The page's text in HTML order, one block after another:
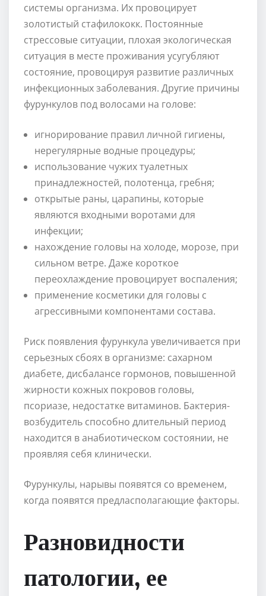
системы организма. Их провоцирует
золотистый стафилококк. Постоянные
стрессовые ситуации, плохая экологическая
ситуация в месте проживания усугубляют
состояние, провоцируя развитие различных
инфекционных заболевания. Другие причины
фурункулов под волосами на голове:
игнорирование правил личной гигиены,
нерегулярные водные процедуры;
использование чужих туалетных
принадлежностей, полотенца, гребня;
открытые раны, царапины, которые
являются входными воротами для
инфекции;
нахождение головы на холоде, морозе, при
сильном ветре. Даже короткое
переохлаждение провоцирует воспаления;
применение косметики для головы с
агрессивными компонентами состава.
Риск появления фурункула увеличивается при
серьезных сбоях в организме: сахарном
диабете, дисбалансе гормонов, повышенной
жирности кожных покровов головы,
псориазе, недостатке витаминов. Бактерия-
возбудитель способно длительный период
находится в анабиотическом состоянии, не
проявляя себя клинически.
Фурункулы, нарывы появятся со временем,
когда появятся предласполагающие факторы.
Разновидности
патологии, ее